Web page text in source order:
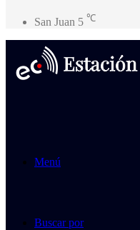
San Juan 5 ℃
Menú
Buscar por